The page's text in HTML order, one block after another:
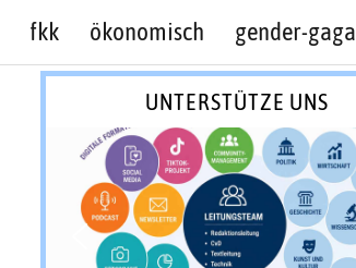
fkk ökonomisch gender-gaga
UNTERSTÜTZE UNS